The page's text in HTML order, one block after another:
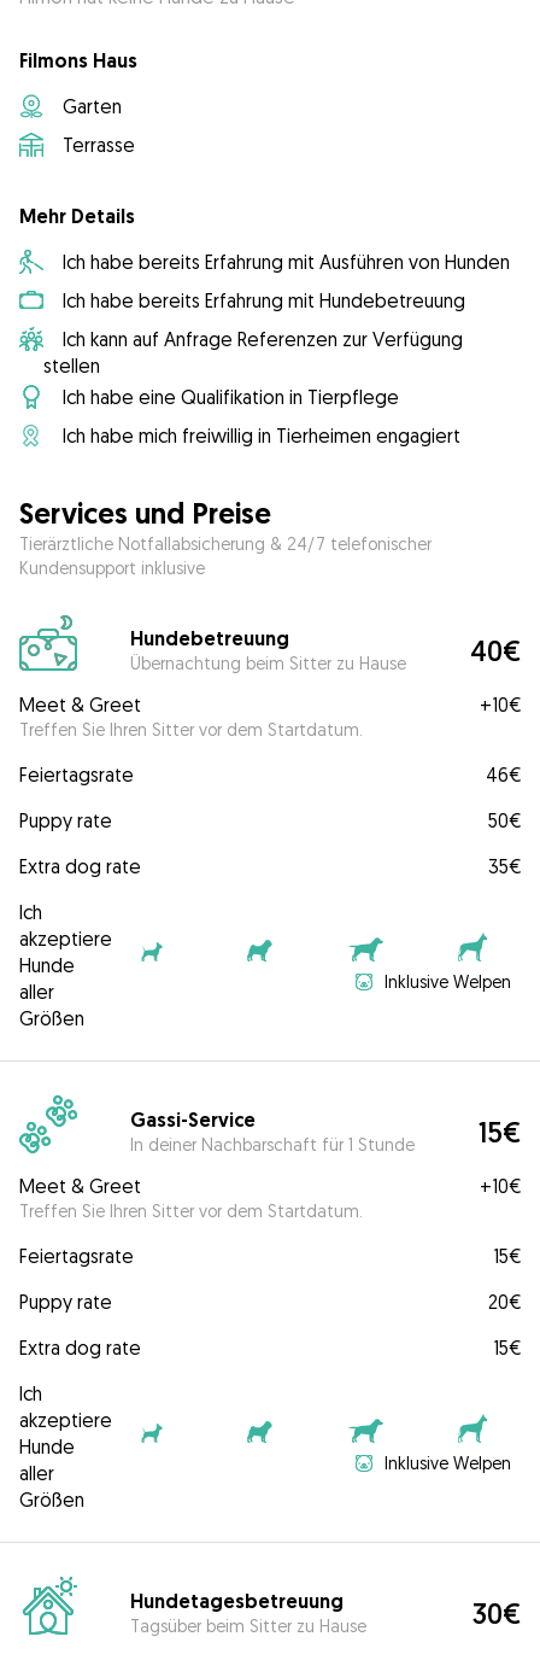
Filmons Haus
Garten
Terrasse
Mehr Details
Ich habe bereits Erfahrung mit Ausführen von Hunden
Ich habe bereits Erfahrung mit Hundebetreuung
Ich kann auf Anfrage Referenzen zur Verfügung
stellen
Ich habe eine Qualifikation in Tierpflege
Ich habe mich freiwillig in Tierheimen engagiert
Services und Preise
Tierärztliche Notfallabsicherung & 24/7 telefonischer
Kundensupport inklusive
Hundebetreuung
Übernachtung beim Sitter zu Hause 40€
Meet & Greet
Treffen Sie Ihren Sitter vor dem Startdatum.
+10€
Feiertagsrate
46€
Puppy rate
50€
Extra dog rate
35€
Ich
akzeptiere
Hunde
aller
Größen
Inklusive Welpen
Gassi-Service
In deiner Nachbarschaft für 1 Stunde 15€
Meet & Greet
Treffen Sie Ihren Sitter vor dem Startdatum.
+10€
Feiertagsrate
15€
Puppy rate
20€
Extra dog rate
15€
Ich
akzeptiere
Hunde
aller
Größen
Inklusive Welpen
Hundetagesbetreuung
Tagsüber beim Sitter zu Hause 30€